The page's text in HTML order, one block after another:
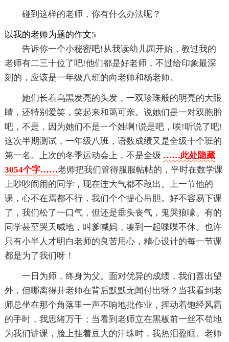
碰到这样的老师，你有什么办法呢？
以我的老师为题的作文5
告诉你一个小秘密吧!从我读幼儿园开始，教过我的
老师有二三十位了吧!他们都是好老师，不过给印象最深
刻的，应该是一年级八班的向老师和杨老师。
她们长着乌黑发亮的头发，一双珍珠般的明亮的大眼
睛，还特别爱笑，笑起来和蔼可亲。说她们是一对双胞胎
吧，不是，因为她们不是一个姓啊!说是吧，唉!听说了吧!
这次半期测试，一年级八班，语数成绩又是全级十个班的
第一名。上次的冬季运动会上，不是全级 ……此处隐藏
3054个字……老师把我们管得服服帖帖的，平时在数学课
上吵吵闹闹的同学，现在连大气都不敢出。上一节他的
课，心不在焉都不行，我们个个提心吊胆。好不容易下课
了，我们松了一口气，但还是垂头丧气，鬼哭狼嚎。有的
同学甚至哭天喊地，叫爹喊妈，凑到一起喋喋不休。也许
只有小半人才明白老师的良苦用心，精心设计的每一节课
都是为了我们呀！
一日为师，终身为父。面对优异的成绩，我们喜出望
外，但哪离得开老师在背后默默无闻付出呀？当我看到老
师总坐在那个角落里一声不响地批作业，挥动着饱经风霜
的手时，我思绪万千；当看到老师立在黑板前一丝不苟地
为我们讲课，脸上挂着豆大的汗珠时，我热泪盈眶。老师